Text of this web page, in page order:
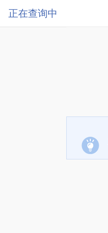
正在查询中